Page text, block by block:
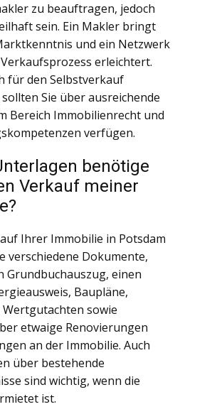
zu beauftragen, jedoch
sein. Ein Makler bringt
und ein Netzwerk
erleichtert.
für den Selbstverkauf
Sie über ausreichende
Bereich Immobilienrecht und
verfügen.
benötige
Verkauf meiner
Ihrer Immobilie in Potsdam
verschiedene Dokumente,
Grundbuchauszug, einen
Baupläne,
sowie
etwaige Renovierungen
an der Immobilie. Auch
über bestehende
sind wichtig, wenn die
ist.